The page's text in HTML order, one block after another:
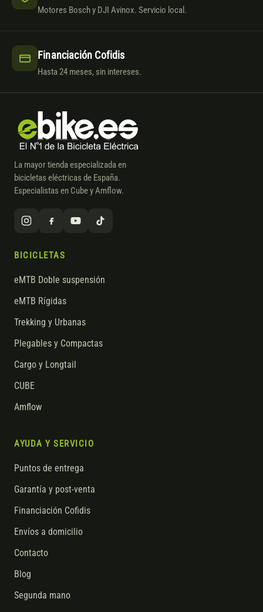
Motores Bosch y DJI Avinox. Servicio local.
Financiación Cofidis
Hasta 24 meses, sin intereses.
La mayor tienda especializada en
bicicletas eléctricas de España.
Especialistas en Cube y Amflow.
BICICLETAS
eMTB Doble suspensión
eMTB Rígidas
Trekking y Urbanas
Plegables y Compactas
Cargo y Longtail
CUBE
Amflow
AYUDA Y SERVICIO
Puntos de entrega
Garantía y post-venta
Financiación Cofidis
Envíos a domicilio
Contacto
Blog
Segunda mano